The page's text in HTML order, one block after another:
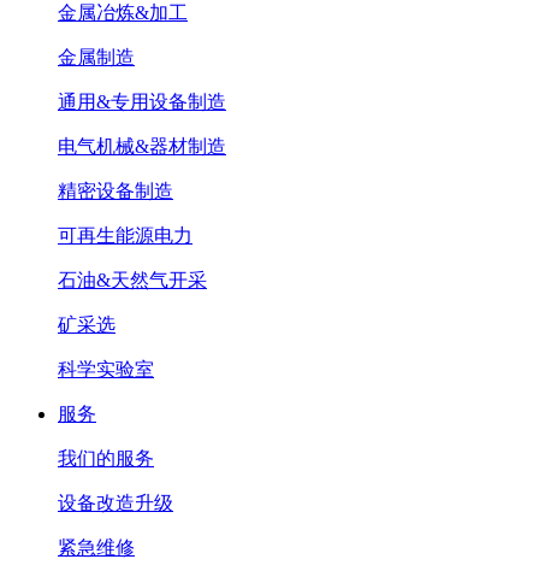
金属冶炼&加工
金属制造
通用&专用设备制造
电气机械&器材制造
精密设备制造
可再生能源电力
石油&天然气开采
矿采选
科学实验室
服务
我们的服务
设备改造升级
紧急维修